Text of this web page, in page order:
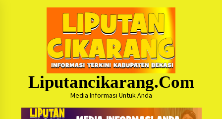
Liputancikarang.com
Media Informasi Untuk Anda